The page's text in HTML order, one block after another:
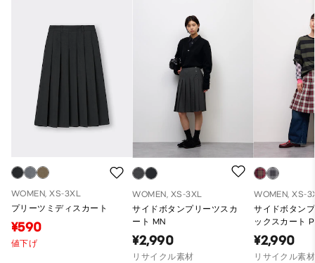
WOMEN, XS-3XL
プリーツミディスカート
¥590
値下げ
WOMEN, XS-3XL
サイドボタンプリーツスカ
ート MN
¥2,990
リサイクル素材
WOMEN, XS-
サイドボタン
ックスカート
¥2,990
リサイクル素材